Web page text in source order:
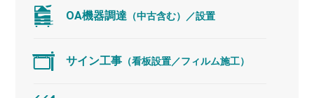
OA機器調達 （中古含む）／設置
サイン工事 （看板設置／フィルム施工）